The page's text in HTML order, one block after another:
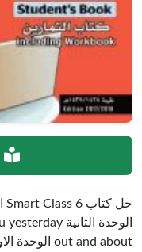
حل كتاب Smart Class 6 انجليزي سادس
الوحدة الثانية Where were you yesterday
out and about الوحدة الاولى